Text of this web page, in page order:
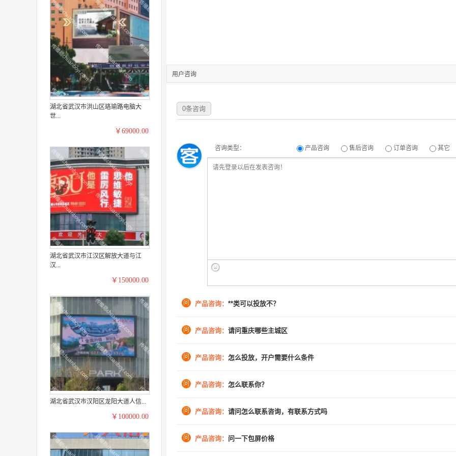
湖北省武汉市洪山区珞瑜路电脑大
世...
￥69000.00
湖北省武汉市江汉区解放大道与江
汉...
￥150000.00
湖北省武汉市汉阳区龙阳大道人信...
￥100000.00
用户咨询
0条咨询
咨询类型： 产品咨询 售后咨询 订单咨询 其它
问 产品咨询： **类可以投放不？
问 产品咨询： 请问重庆哪些主城区
问 产品咨询： 怎么投放，开户需要什么条件
问 产品咨询： 怎么联系你？
问 产品咨询： 请问怎么联系咨询，有联系方式吗
问 产品咨询： 问一下包屏价格